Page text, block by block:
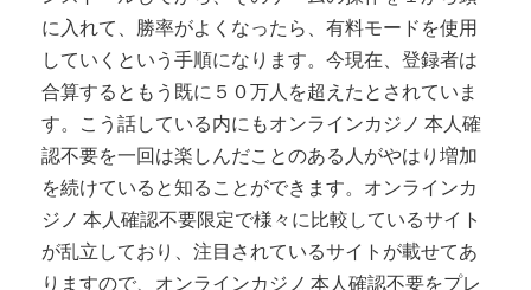
に入れて、勝率がよくなったら、有料モードを使用
していくという手順になります。今現在、登録者は
合算するともう既に５０万人を超えたとされていま
す。こう話している内にもオンラインカジノ 本人確
認不要を一回は楽しんだことのある人がやはり増加
を続けていると知ることができます。オンラインカ
ジノ 本人確認不要限定で様々に比較しているサイト
が乱立しており、注目されているサイトが載せてあ
りますので、オンラインカジノ 本人確認不要をプレ